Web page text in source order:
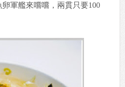
軍艦來嚐嚐，兩貫只要100